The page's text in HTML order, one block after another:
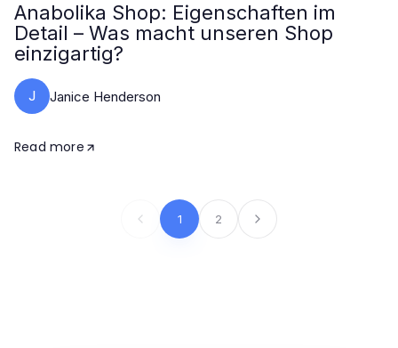
Anabolika Shop: Eigenschaften im
Detail – Was macht unseren Shop
einzigartig?
J Janice Henderson
Read more
1 2